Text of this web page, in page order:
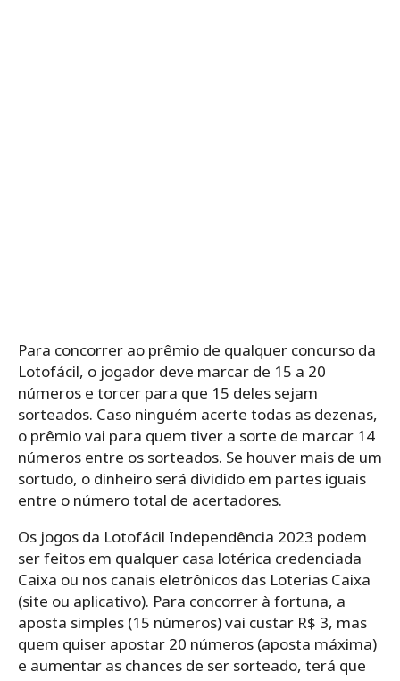
Para concorrer ao prêmio de qualquer concurso da
Lotofácil, o jogador deve marcar de 15 a 20
números e torcer para que 15 deles sejam
sorteados. Caso ninguém acerte todas as dezenas,
o prêmio vai para quem tiver a sorte de marcar 14
números entre os sorteados. Se houver mais de um
sortudo, o dinheiro será dividido em partes iguais
entre o número total de acertadores.
Os jogos da Lotofácil Independência 2023 podem
ser feitos em qualquer casa lotérica credenciada
Caixa ou nos canais eletrônicos das Loterias Caixa
(site ou aplicativo). Para concorrer à fortuna, a
aposta simples (15 números) vai custar R$ 3, mas
quem quiser apostar 20 números (aposta máxima)
e aumentar as chances de ser sorteado, terá que